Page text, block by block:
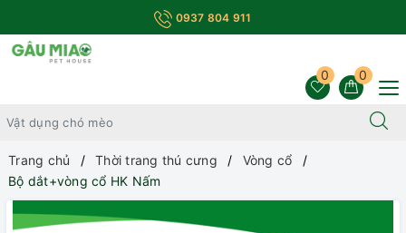
0937 804 911
0
0
Trang chủ Thời trang thú cưng
Vòng cổ
Bộ dắt+vòng cổ HK Nấm